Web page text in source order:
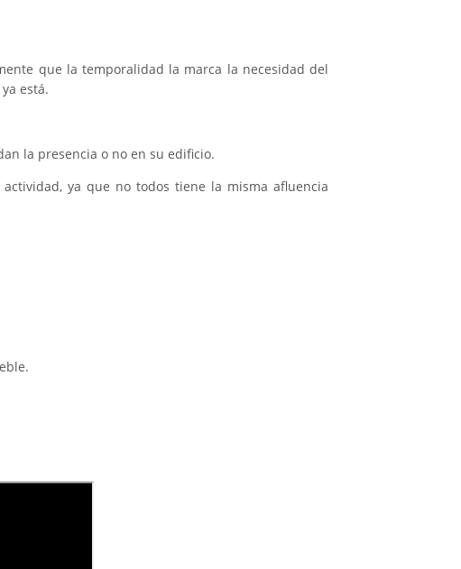
que la temporalidad la marca la necesidad del
está.
la presencia o no en su edificio.
ya que no todos tiene la misma afluencia